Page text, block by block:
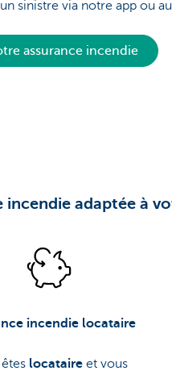
sinistre via notre app ou
assurance incendie
incendie adaptée à
incendie locataire
locataire et vous